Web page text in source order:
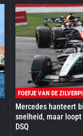
FOEFJE VAN DE
Mercedes hanteert
snelheid, maar
DSQ